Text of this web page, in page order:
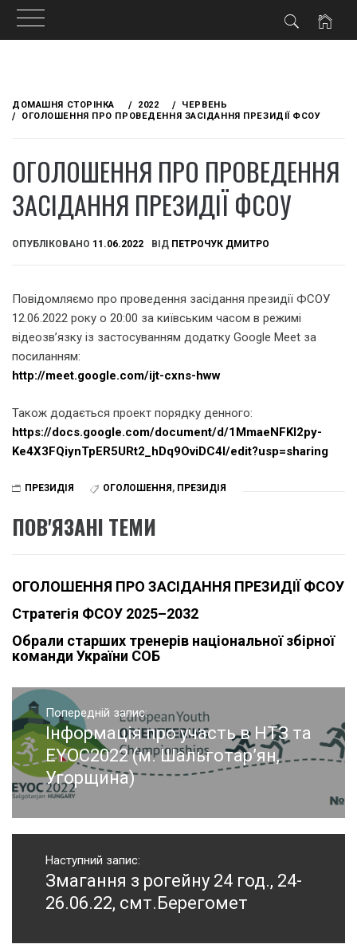
content
ДОМАШНЯ СТОРІНКА 2022
ЧЕРВЕНЬ
ОГОЛОШЕННЯ ПРО ПРОВЕДЕННЯ ЗАСІДАННЯ ПРЕЗИДІЇ ФСОУ
ОГОЛОШЕННЯ ПРО ПРОВЕДЕННЯ
ЗАСІДАННЯ ПРЕЗИДІЇ ФСОУ
ОПУБЛІКОВАНО 11.06.2022 ВІД ПЕТРОЧУК ДМИТРО
Повідомляємо про проведення засідання президії ФСОУ
12.06.2022 року о 20:00 за київським часом в режимі
відеозв’язку із застосуванням додатку Google Meet за
посиланням:
http://meet.google.com/ijt-cxns-hww
Також додається проект порядку денного:
https://docs.google.com/document/d/1MmaeNFKl2py-
Ke4X3FQiynTpER5URt2_hDq9OviDC4I/edit?usp=sharing
ПРЕЗИДІЯ ОГОЛОШЕННЯ , ПРЕЗИДІЯ
ПОВ'ЯЗАНІ ТЕМИ
ОГОЛОШЕННЯ ПРО ЗАСІДАННЯ ПРЕЗИДІЇ ФСОУ
Стратегія ФСОУ 2025–2032
Обрали старших тренерів національної збірної
команди України СОБ
Навігація
записівПопередній запис:
Попередній
запис:
Інформація про участь в НТЗ та
EYOC2022 (м. Шальготар’ян,
Угорщина)
Наступний запис:
Наступний
запис:
Змагання з рогейну 24 год., 24-
26.06.22, смт.Берегомет